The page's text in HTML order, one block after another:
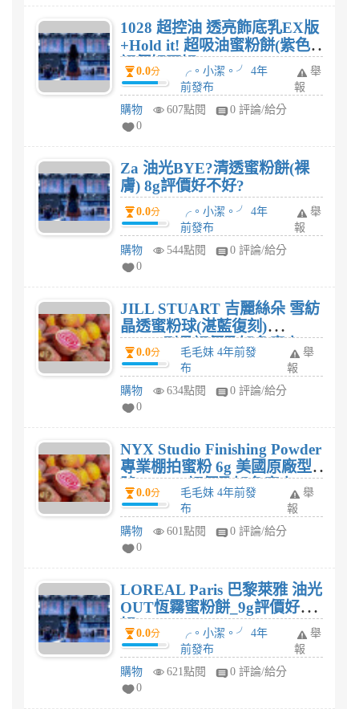
1028 超控油 透亮飾底乳EX版
+Hold it! 超吸油蜜粉餅(紫色)
評價好不好?
0.0分
╭。小潔。╯ 4年
前發布
舉
報
購物
607點閱
0 評論/給分
0
Za 油光BYE?清透蜜粉餅(裸
膚) 8g評價好不好?
0.0分
╭。小潔。╯ 4年
前發布
舉
報
購物
544點閱
0 評論/給分
0
JILL STUART 吉麗絲朵 雪紡
晶透蜜粉球(湛藍復刻)
(35g)+刷具評價及知名度高
嗎?
0.0分
毛毛妹 4年前發
布
舉
報
購物
634點閱
0 評論/給分
0
NYX Studio Finishing Powder
專業棚拍蜜粉 6g 美國原廠型
號 SFP01 評價及知名度高
嗎?
0.0分
毛毛妹 4年前發
布
舉
報
購物
601點閱
0 評論/給分
0
LOREAL Paris 巴黎萊雅 油光
OUT恆霧蜜粉餅_9g評價好不
好?0.0分
╭。小潔。╯ 4年
前發布
舉
報
購物
621點閱
0 評論/給分
0